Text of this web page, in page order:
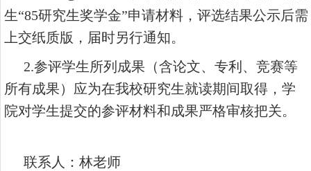
生“85研究生奖学金”申请材料，评选结果公示后需
上交纸质版，届时另行通知。
2.参评学生所列成果（含论文、专利、竞赛等
所有成果）应为在我校研究生就读期间取得，学
院对学生提交的参评材料和成果严格审核把关。
联系人：林老师